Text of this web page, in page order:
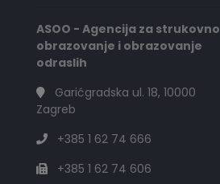
ASOO - Agencija za strukovno
obrazovanje i obrazovanje
odraslih
Garićgradska ul. 18, 10000
Zagreb
+385 1 62 74 666
+385 1 62 74 606